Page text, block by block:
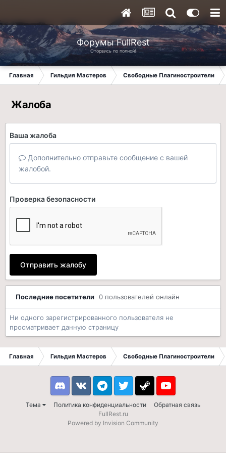
Форумы FullRest
Оторвись по полной!
Главная Гильдия Мастеров Свободные Плагиностроители
Жалоба
Ваша жалоба
Дополнительно отправьте сообщение с вашей
жалобой.
Проверка безопасности
Отправить жалобу
Последние посетители 0 пользователей онлайн
Ни одного зарегистрированного пользователя не
просматривает данную страницу
Главная Гильдия Мастеров Свободные Плагиностроители
Тема Политика конфиденциальности Обратная связь
DiscordVK TelegramTwitter Steam Youtube
FullRest.ru
Powered by Invision Community